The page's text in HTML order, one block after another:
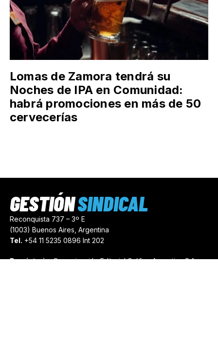
Lomas de Zamora tendrá su
Noches de IPA en Comunidad:
habrá promociones en más de 50
cervecerías
Reconquista 737 – 3º E
(1003) Buenos Aires, Argentina
Tel. +54 11 5235 0896 Int 202
Propietario:Comunicación Editorial Gráfica Argentina S.A.
GESTIÓNSINDICAL